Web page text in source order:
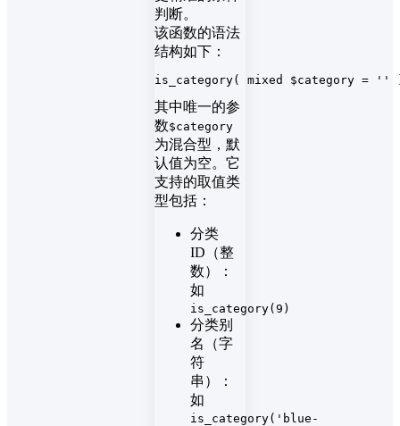
判断。
该函数的语法
结构如下：
is_category( mixed $category = ''
其中唯一的参
数$category
为混合型，默
认值为空。它
支持的取值类
型包括：
分类
ID（整
数）：
如
is_category(9)
分类别
名（字
符
串）：
如
is_category('blue-